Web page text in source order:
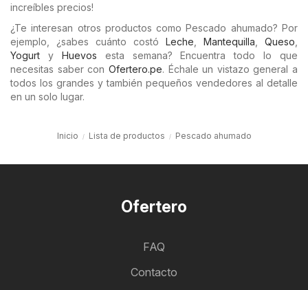
increíbles precios!
¿Te interesan otros productos como Pescado ahumado? Por
ejemplo, ¿sabes cuánto costó Leche Mantequilla Queso
Yogurt y Huevos esta semana? Encuentra todo lo que
necesitas saber con Ofertero.pe. Échale un vistazo general a
todos los grandes y también pequeños vendedores al detalle
en un solo lugar.
Inicio Lista de productos Pescado ahumado
Ofertero
FAQ
Contacto